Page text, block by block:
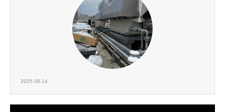
2025.06.14